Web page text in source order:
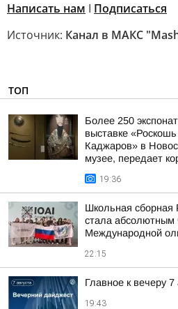
Написать нам I Подписаться
Источник: Канал в МАКС
ТОП
Более 250
выставке
Каджаров» в
музее, передает
19:36
Школьная сборная
стала абсолютным
Международной
22:15
Главное к вечеру 7
19:43